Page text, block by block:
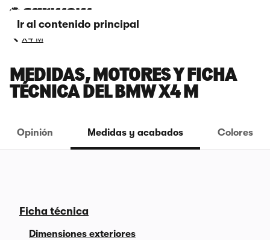
Ir al contenido principal
X4 M
MEDIDAS, MOTORES Y FICHA
TÉCNICA DEL BMW X4 M
Opinión Medidas y acabados Colores
Ficha técnica
Dimensiones exteriores